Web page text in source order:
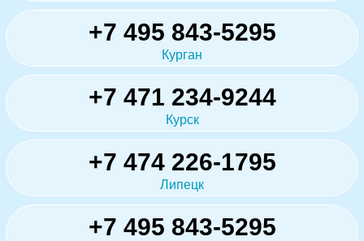
+7 495 843-5295
Курган
+7 471 234-9244
Курск
+7 474 226-1795
Липецк
+7 495 843-5295